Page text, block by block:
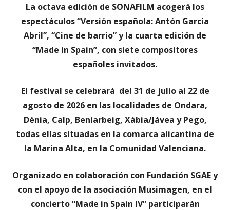
La octava edición de SONAFILM acogerá los
espectáculos “Versión española: Antón García
Abril”, “Cine de barrio” y la cuarta edición de
“Made in Spain”, con siete compositores
españoles invitados.
El festival se celebrará del 31 de julio al 22 de
agosto de 2026 en las localidades de Ondara,
Dénia, Calp, Beniarbeig, Xàbia/Jávea y Pego,
todas ellas situadas en la comarca alicantina de
la Marina Alta, en la Comunidad Valenciana.
Organizado en colaboración con Fundación SGAE y
con el apoyo de la asociación Musimagen, en el
concierto “Made in Spain IV” participarán